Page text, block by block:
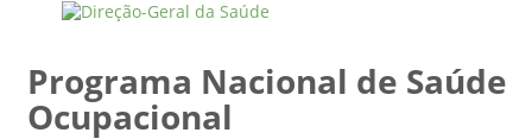
Programa Nacional de Saúde
Ocupacional